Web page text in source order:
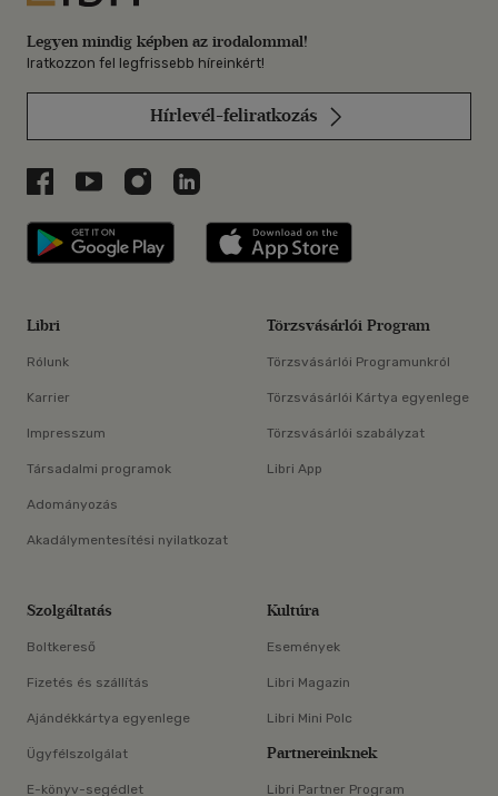
Legyen mindig képben az irodalommal!
Iratkozzon fel legfrissebb híreinkért!
Hírlevél-feliratkozás
Libri a Facebookon
Libri a Youtube-on
Libri az Instagramon
Libri a LinkedInen
Libri applikáció Szerezd meg: Google
Libri
Rólunk
Karrier
Impresszum
Társadalmi programok
Adományozás
Akadálymentesítési nyilatkozat
Törzsvásárlói Program
Törzsvásárlói Programunkról
Törzsvásárlói Kártya egyenlege
Törzsvásárlói szabályzat
Libri App
Szolgáltatás
Boltkereső
Fizetés és szállítás
Ajándékkártya egyenlege
Ügyfélszolgálat
E-könyv-segédlet
Kultúra
Események
Libri Magazin
Libri Mini Polc
Partnereinknek
Libri Partner Program